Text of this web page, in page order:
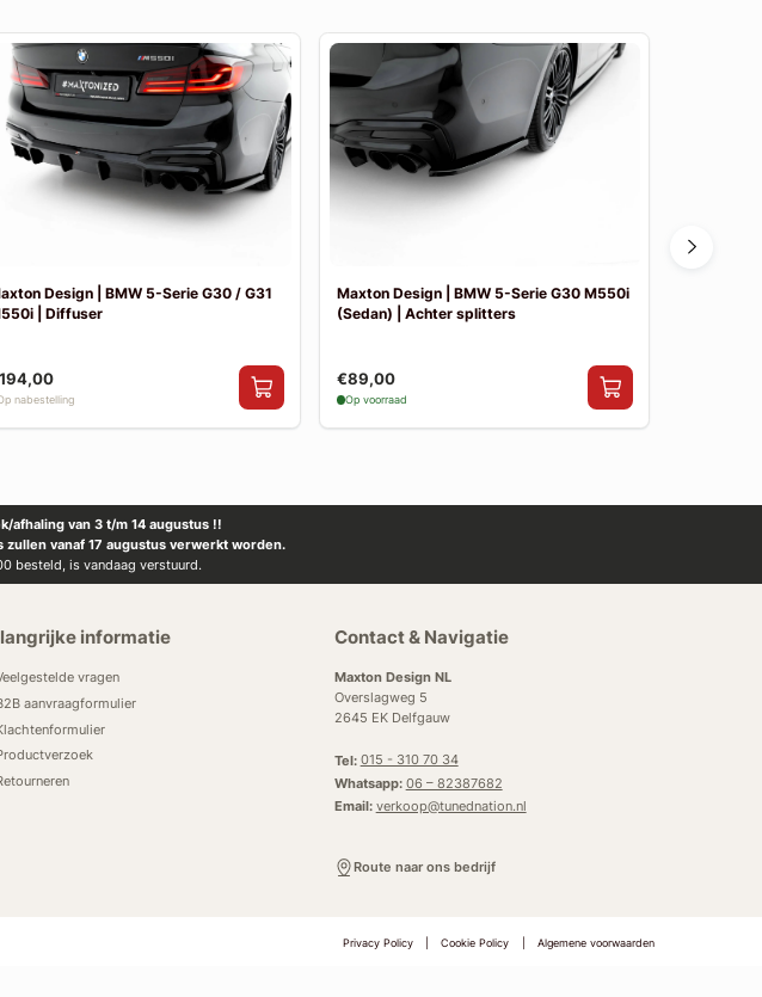
Design | BMW 5-Serie G30 / G31
| Diffuser
nabestelling
Maxton Design | BMW 5-Serie G30 M550i
(Sedan) | Achter splitters
€89,00
Op voorraad
afhaling van 3 t/m 14 augustus !!
zullen vanaf 17 augustus verwerkt worden.
besteld, is vandaag verstuurd.
informatie
vragen
aanvraagformulier
Contact & Navigatie
Maxton Design NL
Overslagweg 5
2645 EK Delfgauw
Tel: 015 - 310 70 34
Whatsapp: 06 – 82387682
Email: verkoop@tunednation.nl
Route naar ons bedrijf
Privacy Policy Cookie Policy Algemene voorwaarden